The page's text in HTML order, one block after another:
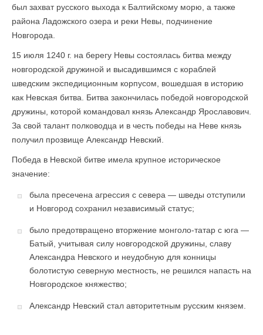
был захват русского выхода к Балтийскому морю, а также
района Ладожского озера и реки Невы, подчинение
Новгорода.
15 июля 1240 г. на берегу Невы состоялась битва между
новгородской дружиной и высадившимся с кораблей
шведским экспедиционным корпусом, вошедшая в историю
как Невская битва. Битва закончилась победой новгородской
дружины, которой командовал князь Александр Ярославович.
За свой талант полководца и в честь победы на Неве князь
получил прозвище Александр Невский.
Победа в Невской битве имела крупное историческое
значение:
была пресечена агрессия с севера — шведы отступили
и Новго­род сохранил независимый статус;
было предотвращено вторжение монголо-татар с юга —
Батый, учитывая силу новгородской дружины, славу
Александра Невского и неудобную для конницы
болотистую северную местность, не решился напасть на
Новгородское княжество;
Александр Невский стал авторитетным русским князем.